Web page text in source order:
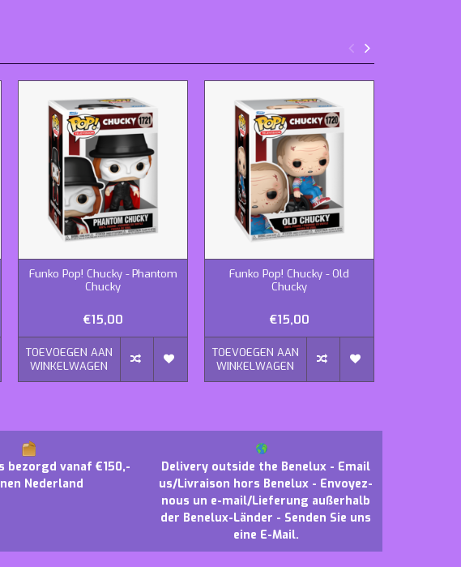
Funko Pop! Chucky - Phantom
Chucky
€15,00
TOEVOEGEN AAN
WINKELWAGEN
Funko Pop! Chucky - Old
Chucky
€15,00
TOEVOEGEN AAN
WINKELWAGEN
bezorgd vanaf €150,-
Nederland
Delivery outside the Benelux - Email
us/Livraison hors Benelux - Envoyez-
nous un e-mail/Lieferung außerhalb
der Benelux-Länder - Senden Sie uns
eine E-Mail.